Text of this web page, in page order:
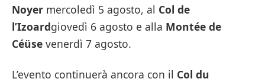
Noyer mercoledì 5 agosto, al Col de
l’Izoardgiovedì 6 agosto e alla Montée de
Céüse venerdì 7 agosto.
L’evento continuerà ancora con il Col du